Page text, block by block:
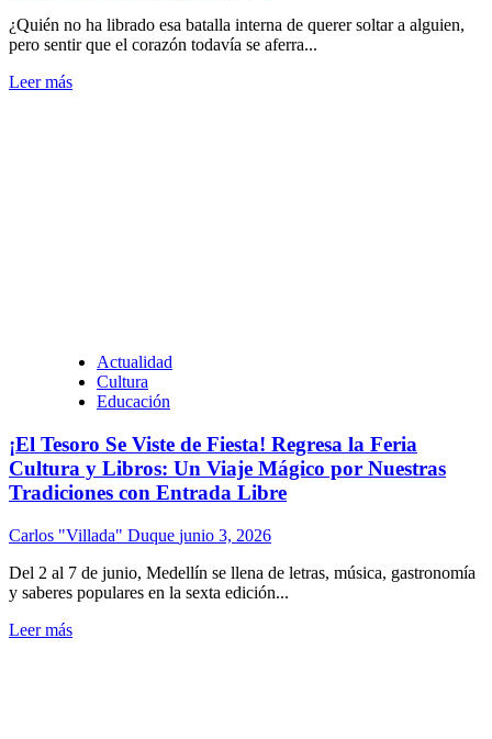
¿Quién no ha librado esa batalla interna de querer soltar a alguien,
pero sentir que el corazón todavía se aferra...
Leer más
Actualidad
Cultura
Educación
¡El Tesoro Se Viste de Fiesta! Regresa la Feria
Cultura y Libros: Un Viaje Mágico por Nuestras
Tradiciones con Entrada Libre
Carlos "Villada" Duque junio 3, 2026
Del 2 al 7 de junio, Medellín se llena de letras, música, gastronomía
y saberes populares en la sexta edición...
Leer más